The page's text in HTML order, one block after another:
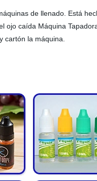
de llenado. Está
ojo caída Máquina
cartón la máquina.